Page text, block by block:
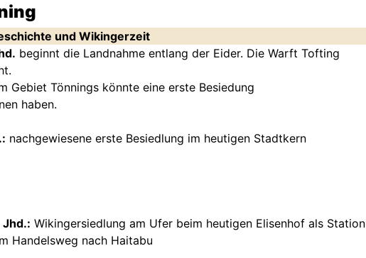
und Wikingerzeit
beginnt die Landnahme entlang der Eider. Die Warft Tofting
Gebiet Tönnings könnte eine erste Besiedung
haben.
nachgewiesene erste Besiedlung im heutigen Stadtkern
Jhd.: Wikingersiedlung am Ufer beim heutigen Elisenhof als Station
Handelsweg nach Haitabu